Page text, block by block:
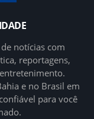
notícias com
reportagens,
e no Brasil em
para você